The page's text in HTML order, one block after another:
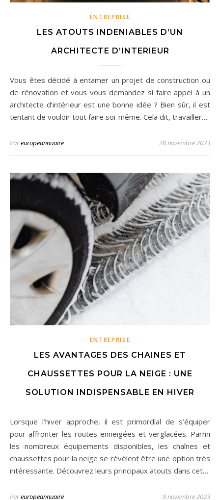
ENTREPRISE
LES ATOUTS INDENIABLES D’UN
ARCHITECTE D’INTERIEUR
Vous êtes décidé à entamer un projet de construction ou
de rénovation et vous vous demandez si faire appel à un
architecte d’intérieur est une bonne idée ? Bien sûr, il est
tentant de vouloir tout faire soi-même. Cela dit, travailler…
Pareuropeannuaire 28 novembre 2023
ENTREPRISE
LES AVANTAGES DES CHAINES ET
CHAUSSETTES POUR LA NEIGE : UNE
SOLUTION INDISPENSABLE EN HIVER
Lorsque l’hiver approche, il est primordial de s’équiper
pour affronter les routes enneigées et verglacées. Parmi
les nombreux équipements disponibles, les chaînes et
chaussettes pour la neige se révèlent être une option très
intéressante. Découvrez leurs principaux atouts dans cet…
Pareuropeannuaire 9 novembre 2023